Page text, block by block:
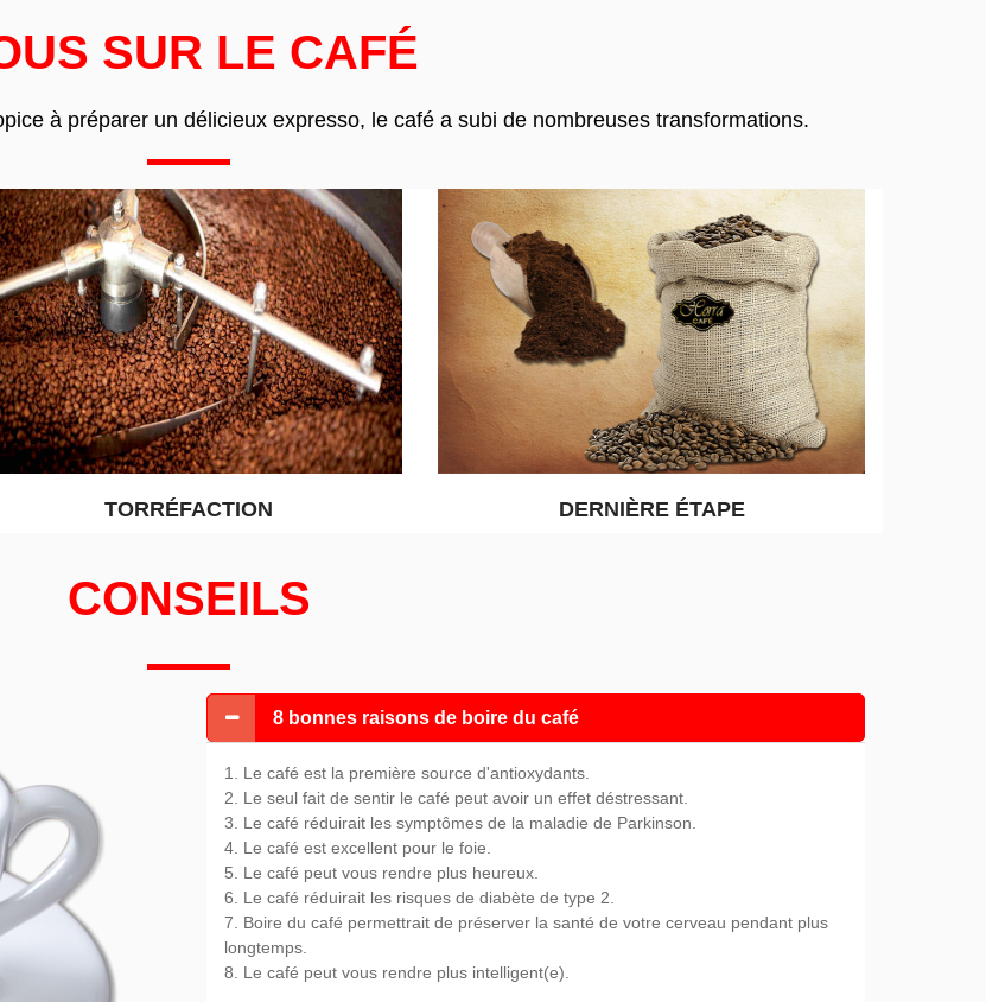
SUR LE CAFÉ
à préparer un délicieux expresso, le café a subi de nombreuses transformations.
TORRÉFACTION DERNIÈRE ÉTAPE
CONSEILS
8 bonnes raisons de boire du café
1. Le café est la première source d'antioxydants.
2. Le seul fait de sentir le café peut avoir un effet déstressant.
3. Le café réduirait les symptômes de la maladie de Parkinson.
4. Le café est excellent pour le foie.
5. Le café peut vous rendre plus heureux.
6. Le café réduirait les risques de diabète de type 2.
7. Boire du café permettrait de préserver la santé de votre cerveau pendant plus
longtemps.
8. Le café peut vous rendre plus intelligent(e).